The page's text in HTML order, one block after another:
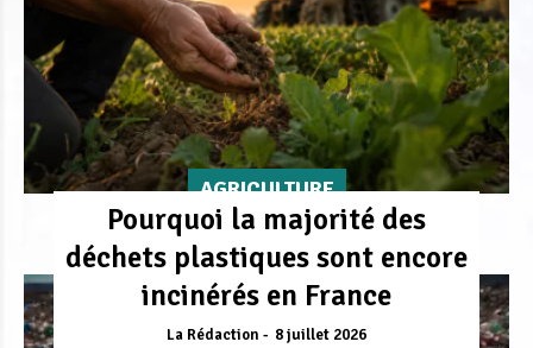
AGRICULTURE
Pourquoi la majorité des
déchets plastiques sont encore
incinérés en France
La Rédaction 8 juillet 2026